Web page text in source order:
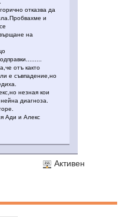
отказва да
и
на
отъ както
е съвпадение,но
незная кои
диагноза.
и Алекс
Активен